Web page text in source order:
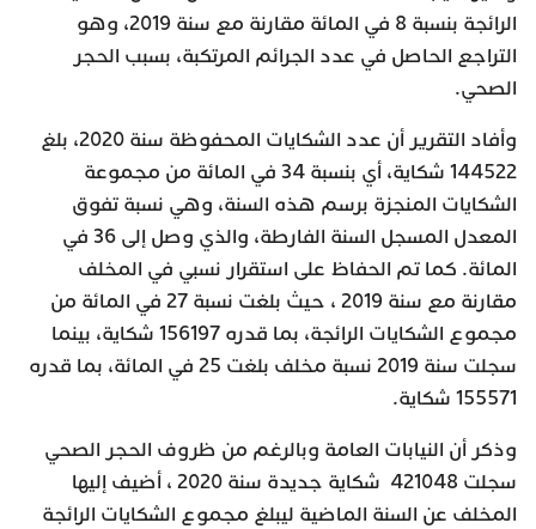
الرائجة بنسبة 8 في المائة مقارنة مع سنة 2019، وهو
التراجع الحاصل في عدد الجرائم المرتكبة، بسبب الحجر
الصحي.
وأفاد التقرير أن عدد الشكايات المحفوظة سنة 2020، بلغ
144522 شكاية، أي بنسبة 34 في المائة من مجموعة
الشكايات المنجزة برسم هذه السنة، وهي نسبة تفوق
المعدل المسجل السنة الفارطة، والذي وصل إلى 36 في
المائة. كما تم الحفاظ على استقرار نسبي في المخلف
مقارنة مع سنة 2019 ، حيث بلغت نسبة 27 في المائة من
مجموع الشكايات الرائجة، بما قدره 156197 شكاية، بينما
سجلت سنة 2019 نسبة مخلف بلغت 25 في المائة، بما قدره
155571 شكاية.
وذكر أن النيابات العامة وبالرغم من ظروف الحجر الصحي
سجلت 421048 شكاية جديدة سنة 2020 ، أضيف إليها
المخلف عن السنة الماضية ليبلغ مجموع الشكايات الرائجة